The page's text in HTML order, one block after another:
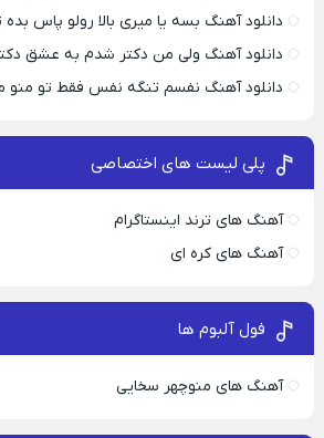
دانلود آهنگ بسه یا میری بالا رولو پاس بده
دانلود آهنگ ولی من دکتر شدم به عشق
دانلود آهنگ نفسم تنگه نفس فقط تو
پلی لیست های اختصاصی
آهنگ های ترند اینستاگرام
آهنگ های کره ای
فول آلبوم ها
آهنگ های منوچهر سخایی